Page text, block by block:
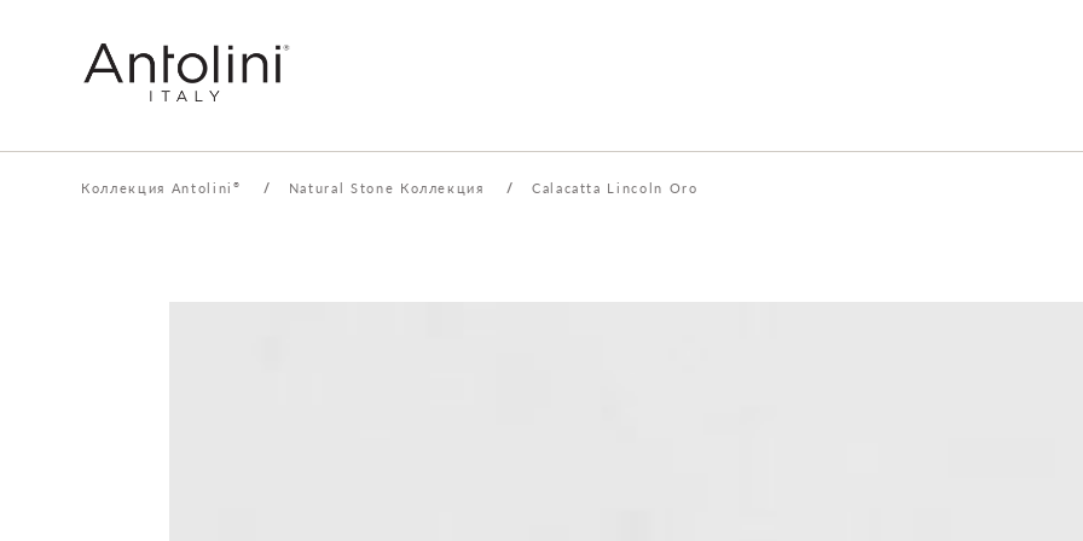
Коллекция Antolini ® / Natural Stone Коллекция / Calacatta Lincoln Oro